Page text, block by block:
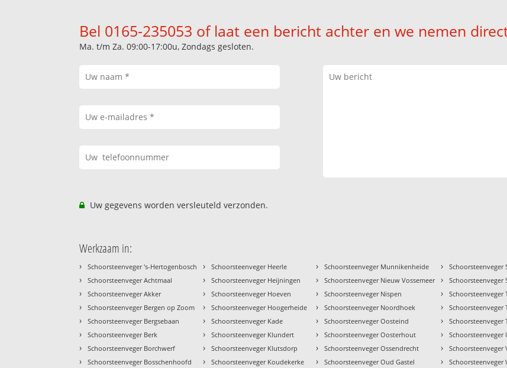
Bel 0165-235053 of laat een bericht achter en we nemen
Ma. t/m Za. 09:00-17:00u, Zondags gesloten.
Uw gegevens worden versleuteld verzonden.
Werkzaam in:
› Schoorsteenveger 's-Hertogenbosch
› Schoorsteenveger Achtmaal
› Schoorsteenveger Akker
› Schoorsteenveger Bergen op Zoom
› Schoorsteenveger Bergsebaan
› Schoorsteenveger Berk
› Schoorsteenveger Borchwerf
› Schoorsteenveger Bosschenhoofd
› Schoorsteenveger Heerle
› Schoorsteenveger Heijningen
› Schoorsteenveger Hoeven
› Schoorsteenveger Hoogerheide
› Schoorsteenveger Kade
› Schoorsteenveger Klundert
› Schoorsteenveger Klutsdorp
› Schoorsteenveger Koudekerke
› Schoorsteenveger Munnikenheide
› Schoorsteenveger Nieuw Vossemeer
› Schoorsteenveger Nispen
› Schoorsteenveger Noordhoek
› Schoorsteenveger Oosteind
› Schoorsteenveger Oosterhout
› Schoorsteenveger Ossendrecht
› Schoorsteenveger Oud Gastel
› Schoorsteenveger
› Schoorsteenveger
› Schoorsteenveger
› Schoorsteenveger
› Schoorsteenveger
› Schoorsteenveger
› Schoorsteenveger
› Schoorsteenveger